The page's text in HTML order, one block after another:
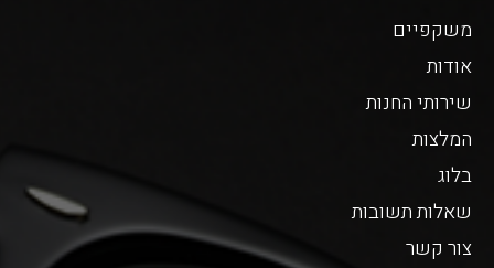
משקפיים
אודות
שירותי החנות
המלצות
בלוג
שאלות תשובות
צור קשר